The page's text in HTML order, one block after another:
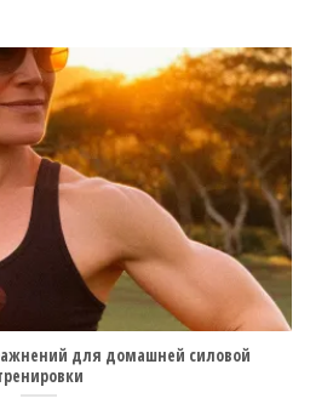
для домашней силовой